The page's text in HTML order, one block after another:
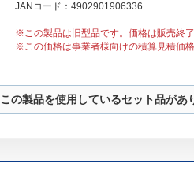
JANコード：4902901906336
※この製品は旧型品です。価格は販売終
※この価格は事業者様向けの積算見積価
この製品を使用しているセット品があ